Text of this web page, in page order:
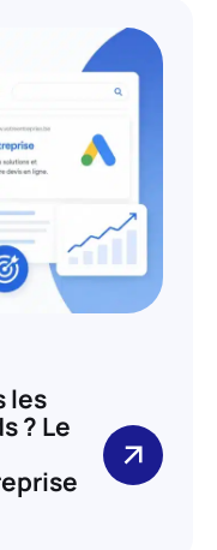
les
? Le